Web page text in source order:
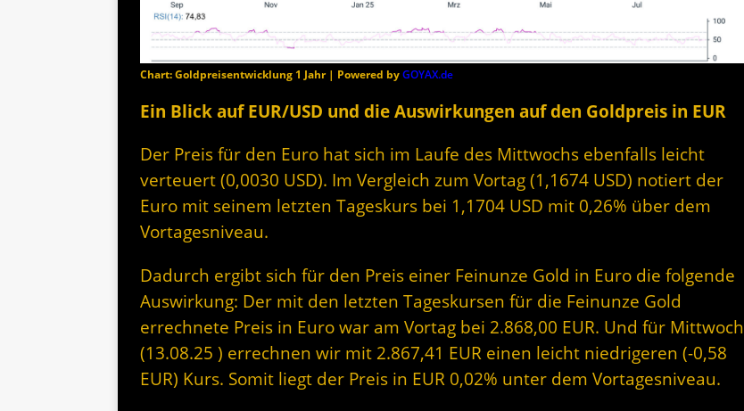
Chart: Goldpreisentwicklung 1 Jahr | Powered byGOYAX.de
Ein Blick auf EUR/USD und die Auswirkungen auf den Goldpreis in EUR
Der Preis für den Euro hat sich im Laufe des Mittwochs ebenfalls leicht
verteuert (0,0030 USD). Im Vergleich zum Vortag (1,1674 USD) notiert der
Euro mit seinem letzten Tageskurs bei 1,1704 USD mit 0,26% über dem
Vortagesniveau.
Dadurch ergibt sich für den Preis einer Feinunze Gold in Euro die folgende
Auswirkung: Der mit den letzten Tageskursen für die Feinunze Gold
errechnete Preis in Euro war am Vortag bei 2.868,00 EUR. Und für Mittwoch
(13.08.25 ) errechnen wir mit 2.867,41 EUR einen leicht niedrigeren (-0,58
EUR) Kurs. Somit liegt der Preis in EUR 0,02% unter dem Vortagesniveau.